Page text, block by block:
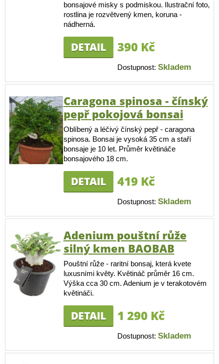
bonsajové misky s podmiskou. Ilustrační foto,
rostlina je rozvětvený kmen, koruna -
nádherná.
DETAIL 390 Kč
Dostupnost: Skladem
Caragona spinosa - čínský
pepř pokojová bonsai
Oblíbený a léčivý čínský pepř - caragona
spinosa. Bonsai je vysoká 35 cm a staří
bonsaje je 10 let. Průměr květináče
bonsajového 18 cm.
DETAIL 419 Kč
Dostupnost: Skladem
Adenium pouštní růže
silný kmen BAOBAB
Pouštní růže - raritní bonsaj, která kvete
luxusními květy. Květináč průměr 16 cm.
Výška cca 30 cm. Adenium je v terakotovém
květináči.
DETAIL 1 290 Kč
Dostupnost: Skladem